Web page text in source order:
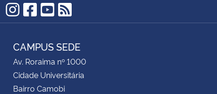
Instagram
Facebook
YouTube
RSS
CAMPUS SEDE
Av. Roraima nº 1000
Cidade Universitária
Bairro Camobi